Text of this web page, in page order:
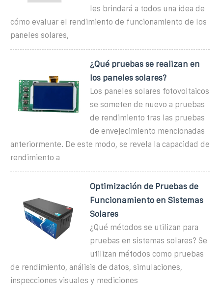
les brindará a todos una idea de
cómo evaluar el rendimiento de funcionamiento de los
paneles solares,
¿Qué pruebas se realizan en
los paneles solares?
Los paneles solares fotovoltaicos
se someten de nuevo a pruebas
de rendimiento tras las pruebas
de envejecimiento mencionadas
anteriormente. De este modo, se revela la capacidad de
rendimiento a
Optimización de Pruebas de
Funcionamiento en Sistemas
Solares
¿Qué métodos se utilizan para
pruebas en sistemas solares? Se
utilizan métodos como pruebas
de rendimiento, análisis de datos, simulaciones,
inspecciones visuales y mediciones